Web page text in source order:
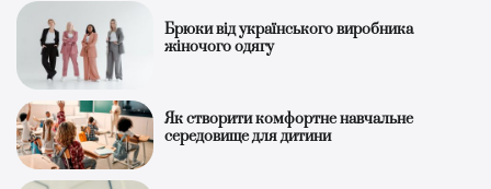
Брюки від українського виробника
жіночого одягу
Як створити комфортне навчальне
середовище для дитини